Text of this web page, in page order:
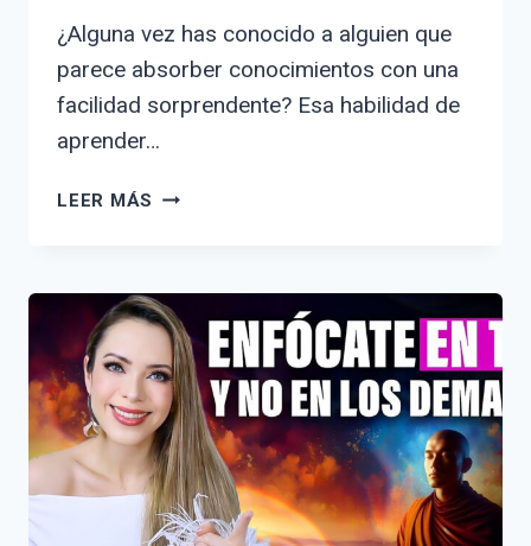
¿Alguna vez has conocido a alguien que
parece absorber conocimientos con una
facilidad sorprendente? Esa habilidad de
aprender…
LEER MÁS CÓMO
PERSONA
QUE
APRENDE
RÁPIDO:
FRASES
Y
EJEMPLOS
EFECTIVOS